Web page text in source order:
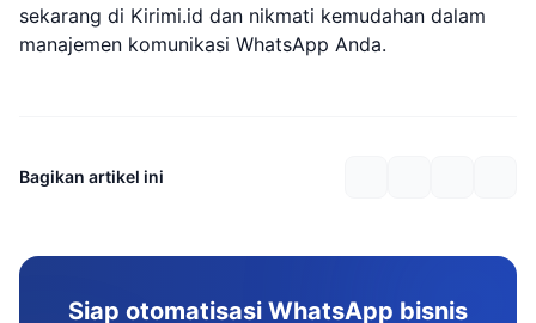
sekarang di Kirimi.id dan nikmati kemudahan dalam
manajemen komunikasi WhatsApp Anda.
Bagikan artikel ini
Siap otomatisasi WhatsApp bisnis